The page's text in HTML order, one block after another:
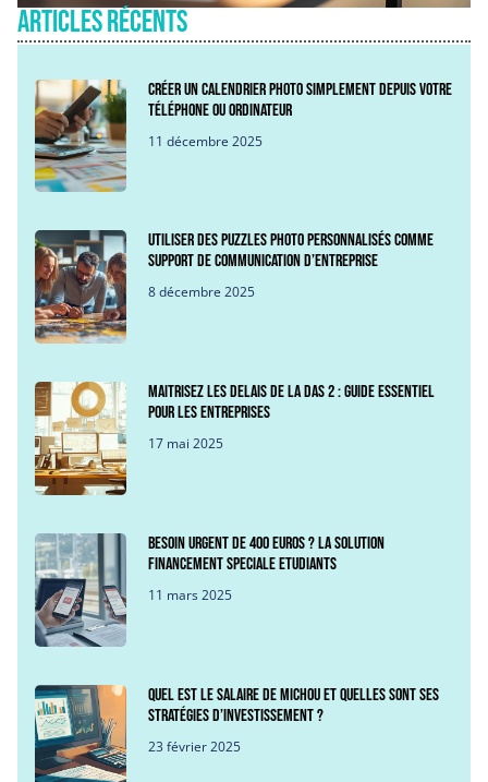
Articles récents
Créer un calendrier photo simplement depuis votre
téléphone ou ordinateur
11 décembre 2025
Utiliser des puzzles photo personnalisés comme
support de communication d’entreprise
8 décembre 2025
Maitrisez les delais de la DAS 2 : Guide essentiel
pour les entreprises
17 mai 2025
Besoin urgent de 400 euros ? La solution
financement speciale etudiants
11 mars 2025
Quel est le salaire de Michou et quelles sont ses
stratégies d’investissement ?
23 février 2025